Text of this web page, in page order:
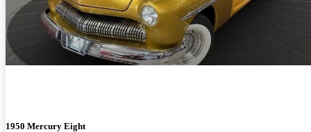
1950 Mercury Eight